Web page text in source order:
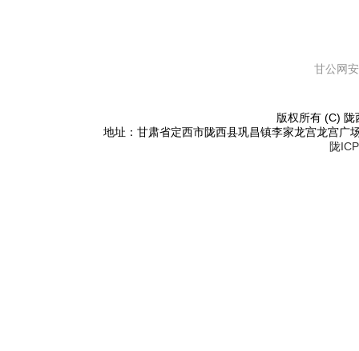
甘公网
版权所有 (C)
地址：甘肃省定西市陇西县巩昌镇李家龙宫龙宫
陇